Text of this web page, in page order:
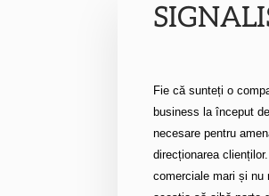
Fie că sunteți o
business la început
necesare pentru
direcționarea
comerciale mari și nu